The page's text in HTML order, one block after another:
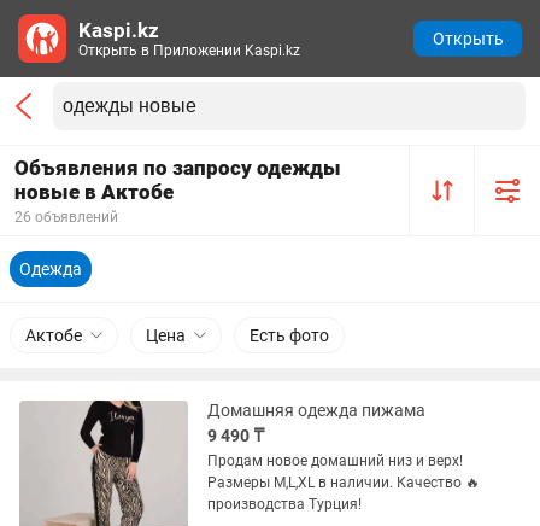
Объявления по запросу одежды
новые в Актобе
26 объявлений
Одежда
Актобе Цена Есть фото
Домашняя одежда пижама
9 490 ₸
Продам новое домашний низ и верх!
Размеры M,L,XL в наличии. Качество 🔥
производства Турция!
Kaspi.kz
Открыть в Приложении Kaspi.kz
Открыть